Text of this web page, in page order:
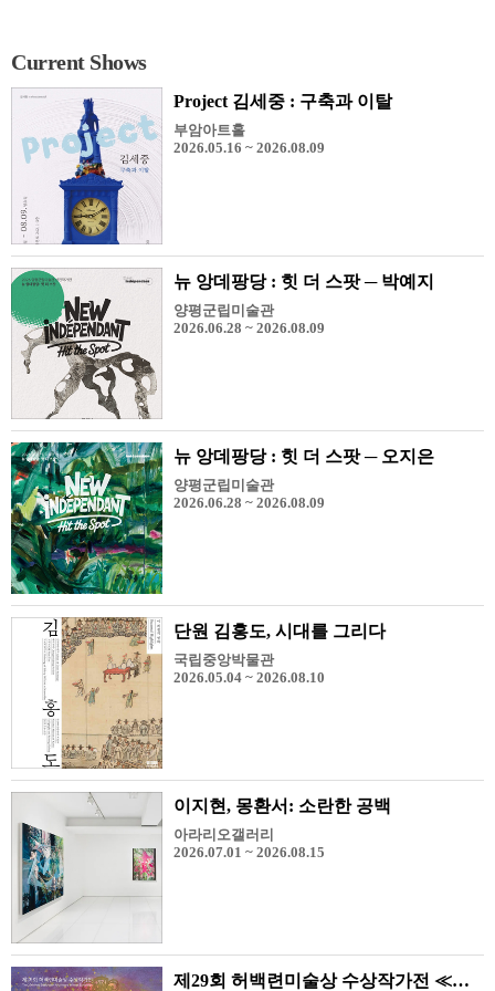
Current Shows
Project 김세중 : 구축과 이탈
부암아트홀
2026.05.16 ~ 2026.08.09
뉴 앙데팡당 : 힛 더 스팟 ─ 박예지
양평군립미술관
2026.06.28 ~ 2026.08.09
뉴 앙데팡당 : 힛 더 스팟 ─ 오지은
양평군립미술관
2026.06.28 ~ 2026.08.09
단원 김홍도, 시대를 그리다
국립중앙박물관
2026.05.04 ~ 2026.08.10
이지현, 몽환서: 소란한 공백
아라리오갤러리
2026.07.01 ~ 2026.08.15
제29회 허백련미술상 수상작가전 ≪장진원-Glory≫